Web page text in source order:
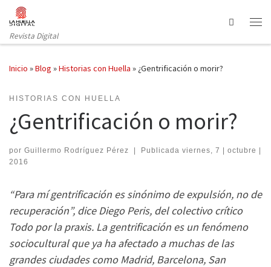
Saltar al contenido
Revista Digital
Search
Inicio »Blog »Historias con Huella » ¿Gentrificación o morir?
HISTORIAS CON HUELLA
¿Gentrificación o morir?
por Guillermo Rodríguez Pérez | Publicada viernes, 7 | octubre |
2016
“Para mí gentrificación es sinónimo de expulsión, no de
recuperación”, dice Diego Peris, del colectivo crítico
Todo por la praxis. La gentrificación es un fenómeno
sociocultural que ya ha afectado a muchas de las
grandes ciudades como Madrid, Barcelona, San